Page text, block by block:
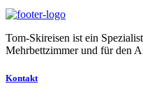
Tom-Skireisen ist ein
Mehrbettzimmer und für den
Kontakt